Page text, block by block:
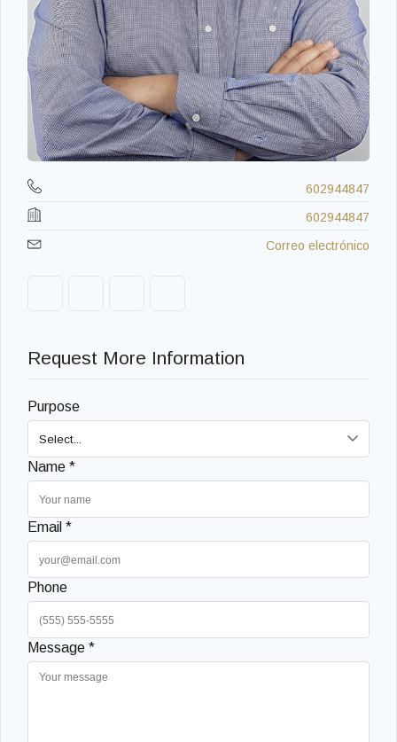
602944847
602944847
Correo electrónico
Request More Information
Purpose
Name *
Email *
Phone
Message *